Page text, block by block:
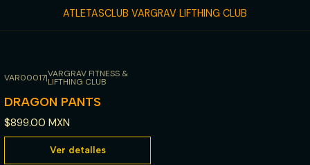
ATLETASCLUB VARGRAV LIFTHING CLUB
Filtros
Agotado
VAR00017|VARGRAV FITNESS &
LIFTHING CLUB
DRAGON PANTS
$899.00 MXN
Ver detalles